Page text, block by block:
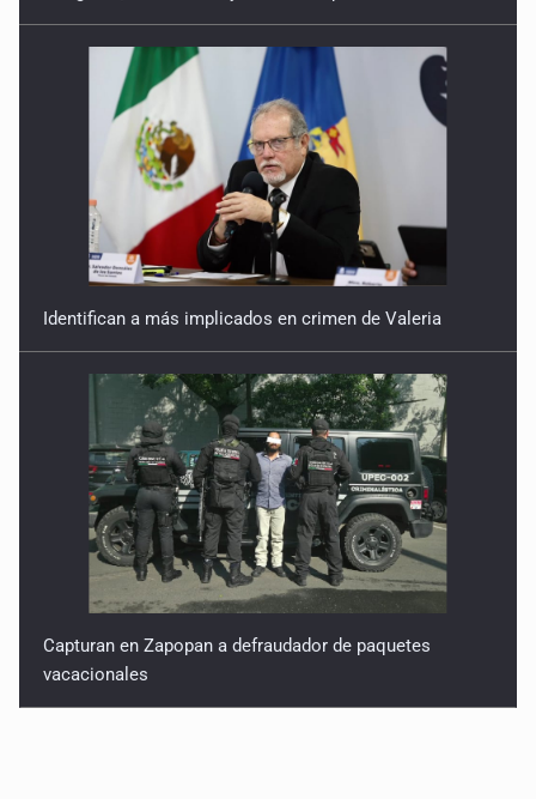
Identifican a más implicados en crimen de Valeria
Capturan en Zapopan a defraudador de paquetes
vacacionales